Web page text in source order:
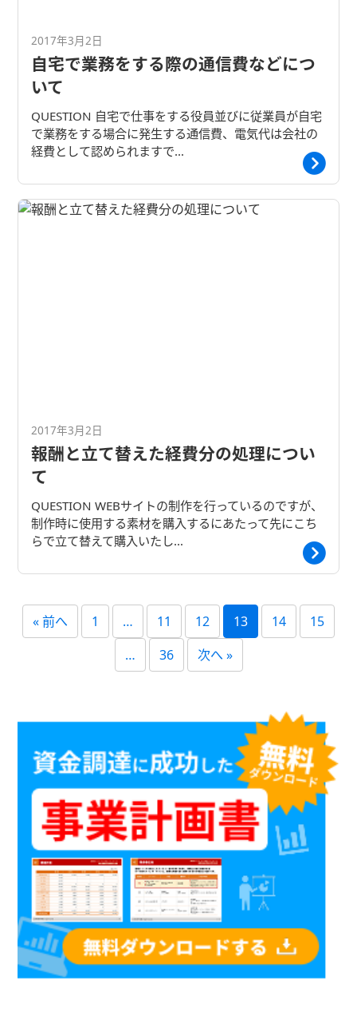
2017年3月2日
自宅で業務をする際の通信費などにつ
いて
QUESTION 自宅で仕事をする役員並びに従業員が自宅
で業務をする場合に発生する通信費、電気代は会社の
経費として認められますで…
2017年3月2日
報酬と立て替えた経費分の処理につい
て
QUESTION WEBサイトの制作を行っているのですが、
制作時に使用する素材を購入するにあたって先にこち
らで立て替えて購入いたし…
« 前へ 1 … 11 12 13 14
15
…
36 次へ »